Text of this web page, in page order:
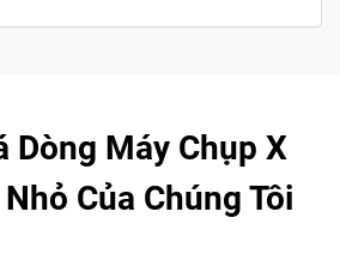
Dòng Máy Chụp X
Của Chúng Tôi